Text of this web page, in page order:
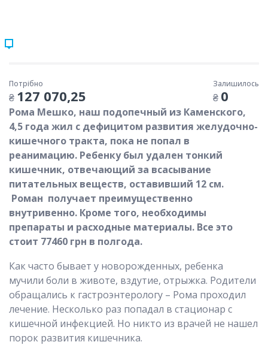
Потрібно
₴ 127 070,25
Залишилось
₴ 0
Рома Мешко, наш подопечный из Каменского,
4,5 года жил с дефицитом развития желудочно-
кишечного тракта, пока не попал в
реанимацию. Ребенку был удален тонкий
кишечник, отвечающий за всасывание
питательных веществ, оставивший 12 см.
Роман получает преимущественно
внутривенно. Кроме того, необходимы
препараты и расходные материалы. Все это
стоит 77460 грн в полгода.
Как часто бывает у новорожденных, ребенка
мучили боли в животе, вздутие, отрыжка. Родители
обращались к гастроэнтерологу – Рома проходил
лечение. Несколько раз попадал в стационар с
кишечной инфекцией. Но никто из врачей не нашел
порок развития кишечника.